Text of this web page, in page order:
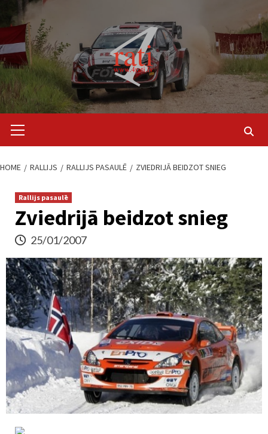
content
Menu
HOME RALLIJS RALLIJS PASAULĒ ZVIEDRIJĀ BEIDZOT SNIEG
Rallijs pasaulē
Zviedrijā beidzot snieg
25/01/2007